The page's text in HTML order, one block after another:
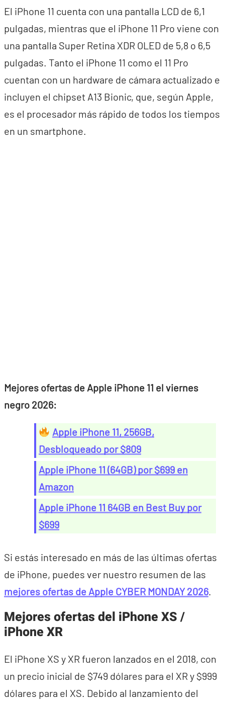
El iPhone 11 cuenta con una pantalla LCD de 6,1
pulgadas, mientras que el iPhone 11 Pro viene con
una pantalla Super Retina XDR OLED de 5,8 o 6,5
pulgadas. Tanto el iPhone 11 como el 11 Pro
cuentan con un hardware de cámara actualizado e
incluyen el chipset A13 Bionic, que, según Apple,
es el procesador más rápido de todos los tiempos
en un smartphone.
Mejores ofertas de Apple iPhone 11 el viernes
negro 2026:
Apple iPhone 11, 256GB,
Desbloqueado por $809
Apple iPhone 11 (64GB) por $699 en
Amazon
Apple iPhone 11 64GB en Best Buy por
$699
Si estás interesado en más de las últimas ofertas
de iPhone, puedes ver nuestro resumen de las
mejores ofertas de Apple CYBER MONDAY 2026.
Mejores ofertas del iPhone XS /
iPhone XR
El iPhone XS y XR fueron lanzados en el 2018, con
un precio inicial de $749 dólares para el XR y $999
dólares para el XS. Debido al lanzamiento del